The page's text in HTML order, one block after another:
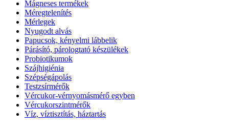
Mágneses termékek
Méregtelenítés
Mérlegek
Nyugodt alvás
Papucsok, kényelmi lábbelik
Párásító, párologtató készülékek
Probiotikumok
Szájhigiénia
Szépségápolás
Testzsírmérők
Vércukor-vérnyomásmérő egyben
Vércukorszintmérők
Víz, víztisztítás, háztartás